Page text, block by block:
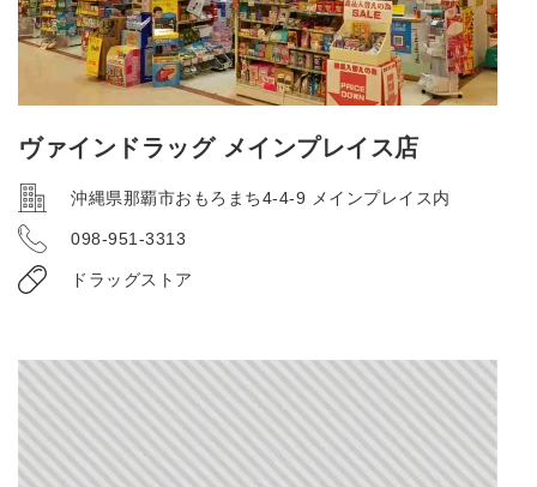
ヴァインドラッグ メインプレイス店
沖縄県那覇市おもろまち4-4-9 メインプレイス内
098-951-3313
ドラッグストア